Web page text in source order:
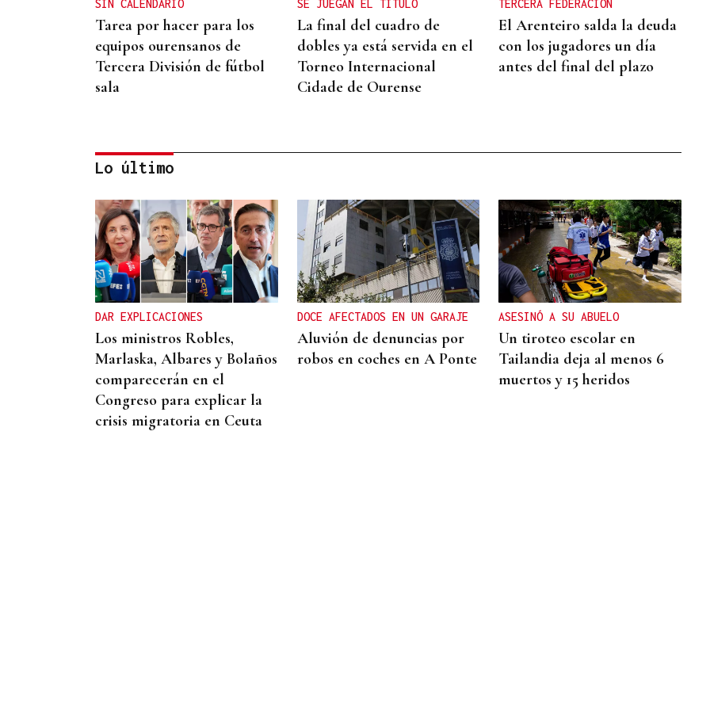
SIN CALENDARIO
Tarea por hacer para los
equipos ourensanos de
Tercera División de fútbol
sala
SE JUEGAN EL TÍTULO
La final del cuadro de
dobles ya está servida en el
Torneo Internacional
Cidade de Ourense
TERCERA FEDERACIÓN
El Arenteiro salda la deuda
con los jugadores un día
antes del final del plazo
TROFEO EN ESPIÑEDO
Derrota del Arenteiro 0-3
ante el Pontevedra en un
partido de andar por casa
Lo último
DAR EXPLICACIONES
Los ministros Robles,
Marlaska, Albares y Bolaños
comparecerán en el
Congreso para explicar la
crisis migratoria en Ceuta
DOCE AFECTADOS EN UN GARAJE
Aluvión de denuncias por
robos en coches en A Ponte
ASESINÓ A SU ABUELO
Un tiroteo escolar en
Tailandia deja al menos 6
muertos y 15 heridos